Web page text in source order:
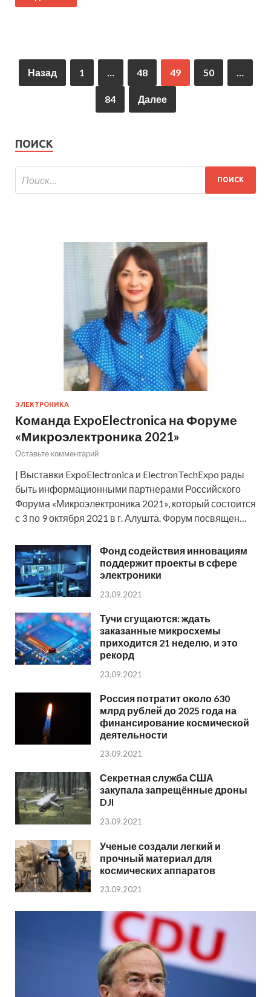
Назад 1 … 48 49 50 …
84 Далее
ПОИСК
ЭЛЕКТРОНИКА
Команда ExpoElectronica на Форуме
«Микроэлектроника 2021»
Оставьте комментарий
| Выставки ExpoElectronica и ElectronTechExpo рады
быть информационными партнерами Российского
Форума «Микроэлектроника 2021», который состоится
с 3 по 9 октября 2021 в г. Алушта. Форум посвящен…
Фонд содействия инновациям
поддержит проекты в сфере
электроники
23.09.2021
Тучи сгущаются: ждать
заказанные микросхемы
приходится 21 неделю, и это
рекорд
23.09.2021
Россия потратит около 630
млрд рублей до 2025 года на
финансирование космической
деятельности
23.09.2021
Секретная служба США
закупала запрещённые дроны
DJI
23.09.2021
Ученые создали легкий и
прочный материал для
космических аппаратов
23.09.2021